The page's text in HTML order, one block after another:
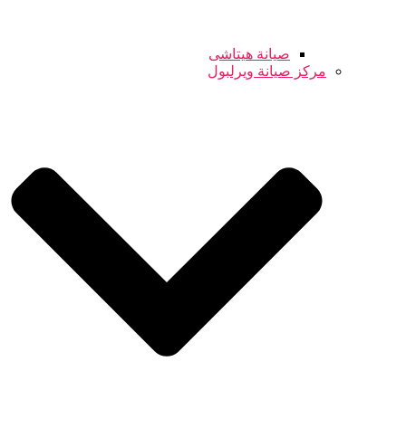
صيانة هيتاشى
مركز صيانة ويرلبول